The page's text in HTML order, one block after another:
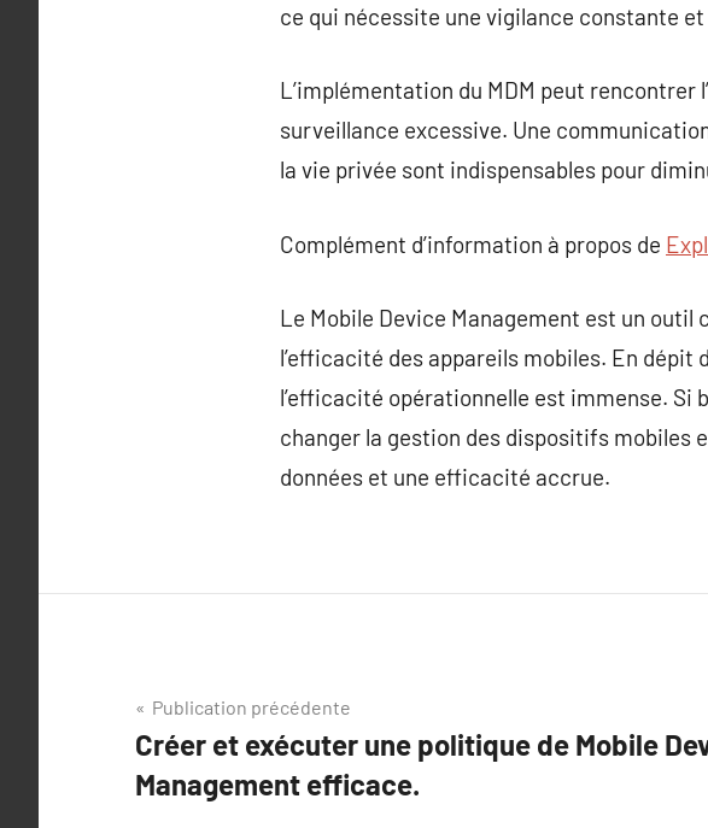
ce qui nécessite une vigilance constante
L’implémentation du MDM peut rencontrer
surveillance excessive. Une
la vie privée sont indispensables pour
Complément d’information à propos de
Le Mobile Device Management est un
l’efficacité des appareils mobiles. En
l’efficacité opérationnelle est immense. Si
changer la gestion des dispositifs mobiles
données et une efficacité accrue.
Navigation
de
l’article
Publication précédente
Créer et exécuter une politique de Mobile
Management efficace.